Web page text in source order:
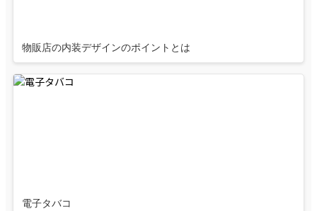
物販店の内装デザインのポイントとは
電子タバコ